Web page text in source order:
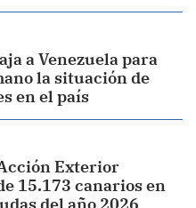
a Venezuela para
la situación de
en el país
Exterior
15.173 canarios en